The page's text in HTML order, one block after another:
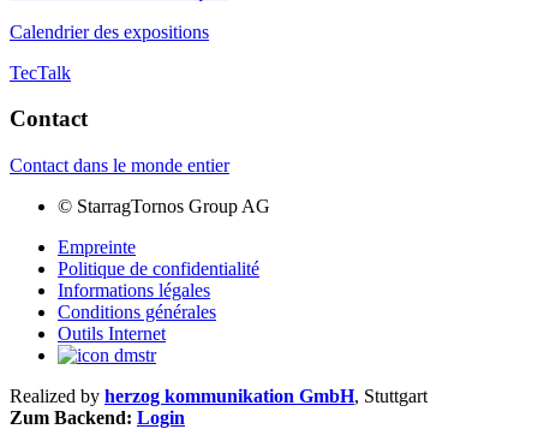
Calendrier des expositions
TecTalk
Contact
Contact dans le monde entier
© StarragTornos Group AG
Empreinte
Politique de confidentialité
Informations légales
Conditions générales
Outils Internet
Realized by herzog kommunikation GmbH, Stuttgart
Zum Backend: Login